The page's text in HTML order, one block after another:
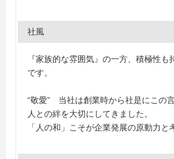
社風
『家族的な雰囲気』の一方、積極性も
です。
“敬愛” 当社は創業時から社是にこの
人との絆を大切にしてきました。
「人の和」こそが企業発展の原動力と